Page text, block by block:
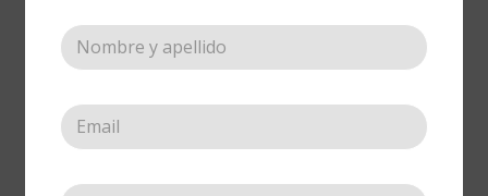
Deluxe Pincel
Lengua de Gato
Deluxe Pincel
Lengua de Gato